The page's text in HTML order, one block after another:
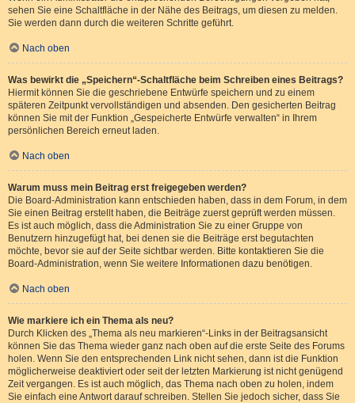
sehen Sie eine Schaltfläche in der Nähe des Beitrags, um diesen zu melden.
Sie werden dann durch die weiteren Schritte geführt.
Nach oben
Was bewirkt die „Speichern“-Schaltfläche beim Schreiben eines Beitrags?
Hiermit können Sie die geschriebene Entwürfe speichern und zu einem
späteren Zeitpunkt vervollständigen und absenden. Den gesicherten Beitrag
können Sie mit der Funktion „Gespeicherte Entwürfe verwalten“ in Ihrem
persönlichen Bereich erneut laden.
Nach oben
Warum muss mein Beitrag erst freigegeben werden?
Die Board-Administration kann entschieden haben, dass in dem Forum, in dem
Sie einen Beitrag erstellt haben, die Beiträge zuerst geprüft werden müssen.
Es ist auch möglich, dass die Administration Sie zu einer Gruppe von
Benutzern hinzugefügt hat, bei denen sie die Beiträge erst begutachten
möchte, bevor sie auf der Seite sichtbar werden. Bitte kontaktieren Sie die
Board-Administration, wenn Sie weitere Informationen dazu benötigen.
Nach oben
Wie markiere ich ein Thema als neu?
Durch Klicken des „Thema als neu markieren“-Links in der Beitragsansicht
können Sie das Thema wieder ganz nach oben auf die erste Seite des Forums
holen. Wenn Sie den entsprechenden Link nicht sehen, dann ist die Funktion
möglicherweise deaktiviert oder seit der letzten Markierung ist nicht genügend
Zeit vergangen. Es ist auch möglich, das Thema nach oben zu holen, indem
Sie einfach eine Antwort darauf schreiben. Stellen Sie jedoch sicher, dass Sie